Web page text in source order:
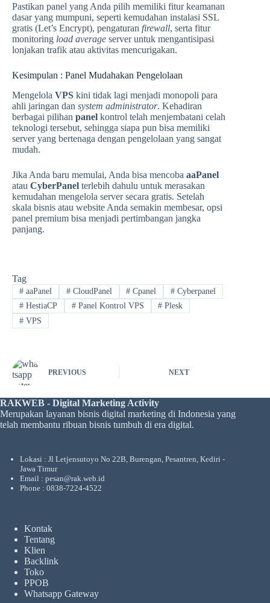
Pastikan panel yang Anda pilih memiliki fitur keamanan
dasar yang mumpuni, seperti kemudahan instalasi SSL
gratis (Let’s Encrypt), pengaturan firewall, serta fitur
monitoring load average server untuk mengantisipasi
lonjakan trafik atau aktivitas mencurigakan.
Kesimpulan : Panel Mudahakan Pengelolaan
Mengelola VPS kini tidak lagi menjadi monopoli para
ahli jaringan dan system administrator. Kehadiran
berbagai pilihan panel kontrol telah menjembatani celah
teknologi tersebut, sehingga siapa pun bisa memiliki
server yang bertenaga dengan pengelolaan yang sangat
mudah.
Jika Anda baru memulai, Anda bisa mencoba aaPanel
atau CyberPanel terlebih dahulu untuk merasakan
kemudahan mengelola server secara gratis. Setelah
skala bisnis atau website Anda semakin membesar, opsi
panel premium bisa menjadi pertimbangan jangka
panjang.
Tag
#aaPanel #CloudPanel # Cpanel # Cyberpanel
#HestiaCP #Panel Kontrol VPS # Plesk
#VPS
PREVIOUS NEXT
RAKWEB - Digital Marketing Activity
Merupakan layanan bisnis digital marketing di Indonesia yang
telah membantu ribuan bisnis tumbuh di era digital.
Lokasi : Jl Letjensutoyo No 22B, Burengan, Pesantren, Kediri -
Jawa Timur
Email : pesan@rak.web.id
Phone : 0838-7224-4522
Kontak
Tentang
Klien
Backlink
Toko
PPOB
Whatsapp Gateway